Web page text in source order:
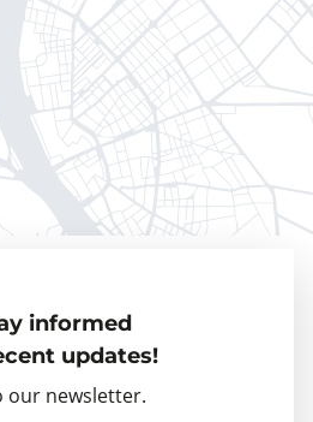
informed
updates!
our newsletter.
Visiting Fellows
organisations